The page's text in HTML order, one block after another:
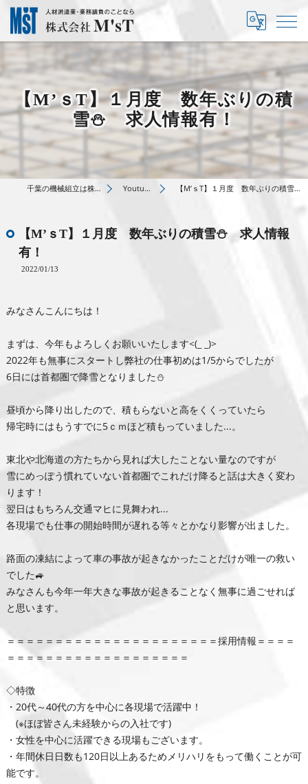
【M’ｓT】１月度 数年ぶりの積
雪⛄ 求人情報有！
千葉の機械組立は株式会社M’sT Youtube動画 【M’ｓT】１月度 数年ぶりの積雪⛄ 求人情報有！
【M’ｓT】１月度 数年ぶりの積雪⛄ 求人情報
有！
2022/01/13
みなさんこんにちは！
まずは、今年もよろしくお願いいたします<(_ _)>
2022年も無事にスタートし弊社の仕事初めは1/5からでしたが
6日には首都圏で降雪となりました⛄
昼頃から降り出したので、積もらないと高をくくっていたら
帰宅時にはもうすでに5ｃｍほど積もっていました...。
東北や北海道の方たちから見れば大したことない量なのですが
雪にめっぽう慣れていない首都圏でこれだけ降ると話は大きく変わ
ります！
翌日はもちろん交通マヒに見舞われ...
各現場でも仕事の開始時間が遅れる等々とかなり影響が出ました。
路面の凍結によって車の事故が起きなかったことだけが唯一の救い
でした🚙
みなさんも今年一年大きな事故が起きることなく無事に過ごせれば
と思います。
＝＝＝＝＝＝＝＝＝＝＝＝＝＝＝＝＝＝＝＝＝＝採用情報＝＝＝＝
＝＝＝＝＝＝＝＝＝＝＝＝＝＝＝＝＝＝＝
◇特徴
・20代～40代の方を中心に各現場で活躍中！
(※ほぼ皆さん未経験からの入社です)
・女性を中心に活躍できる現場もございます。
・年間休日日数も120日以上あるためメリハリをもって働くことが可
能です。